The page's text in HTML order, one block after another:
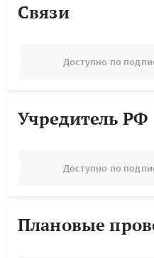
Связи
Доступно по
Учредитель РФ
Доступно по
Плановые